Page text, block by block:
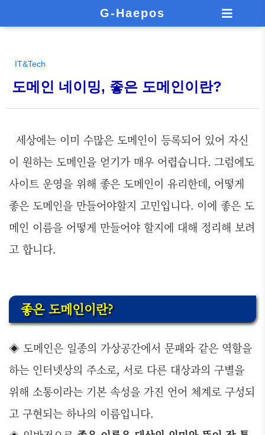
G-Haepos
IT&Tech
도메인 네이밍, 좋은 도메인이란?
세상에는 이미 수많은 도메인이 등록되어 있어 자신
이 원하는 도메인을 얻기가 매우 어렵습니다. 그럼에도
사이트 운영을 위해 좋은 도메인이 유리한데, 어떻게
좋은 도메인을 만들어야할지 고민입니다. 이에 좋은 도
메인 이름을 어떻게 만들어야 할지에 대해 정리해 보려
고 합니다.
좋은 도메인이란?
◈ 도메인은 일종의 가상공간에서 문패와 같은 역할을
하는 인터넷상의 주소로, 서로 다른 대상과의 구별을
위해 소통이라는 기본 속성을 가진 언어 체계로 구성되
고 구현되는 하나의 이름입니다.